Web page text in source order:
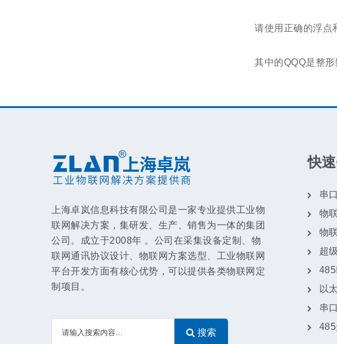
请使用正确的浮点
其中的QQQ是整
上海卓岚信息科技有限公司是一家专业提供工业物
联网解决方案，集研发、生产、销售为一体的集团
公司。成立于2008年 。公司在采集设备定制、物
联网通讯协议设计、物联网方案选型、工业物联网
平台开发方面有核心优势，可以提供各类物联网定
制项目。
搜索
快
串
物
物
超
485
以
串